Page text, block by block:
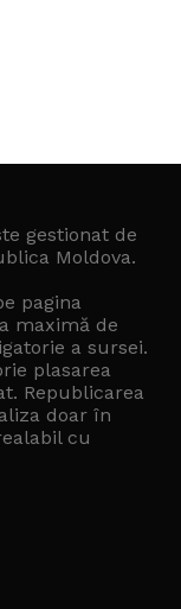
gestionat de
Moldova.
pagina
maximă de
a sursei.
plasarea
Republicarea
doar în
cu